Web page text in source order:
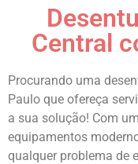
Central
Procurando uma
Paulo que ofereça
a sua solução! Com
equipamentos
qualquer problema de